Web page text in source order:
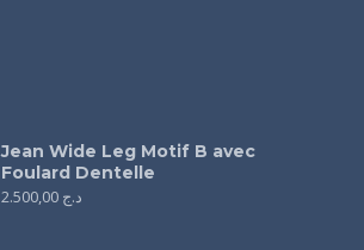
Jean Wide Leg Motif B avec
Foulard Dentelle
د.ج